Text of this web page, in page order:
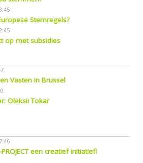
Stemregels?
op met subsidies
Vasten in Brussel
Oleksii Tokar
PROJECT een creatief initiatief!